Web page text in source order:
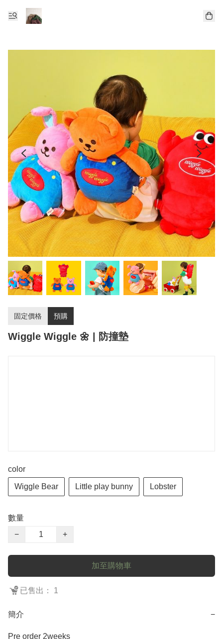
固定價格 預購
Wiggle Wiggle 🌼 | 防撞墊
color
Wiggle Bear Little play bunny Lobster
數量
−
+
加至購物車
已售出： 1
簡介 −
Pre order 2weeks